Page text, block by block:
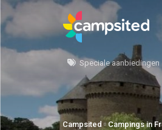
Speciale aanbiedingen
Campsited Campings in